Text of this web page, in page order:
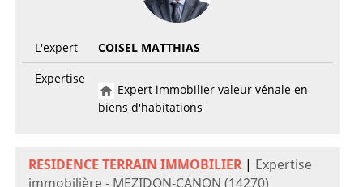
L'expert
COISEL MATTHIAS
Expertise
Expert immobilier valeur vénale en
biens d'habitations
RESIDENCE TERRAIN IMMOBILIER| Expertise
immobilière - MEZIDON-CANON (14270)